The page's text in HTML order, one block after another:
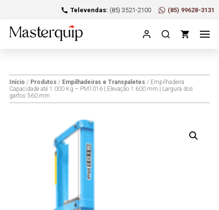
Televendas: (85) 3521-2100 (85) 99628-3131
Início / Produtos / Empilhadeiras e Transpaletes / Empilhadeira
Capacidade até 1.000 Kg – PM1016 | Elevação 1.600 mm | Largura dos
garfos 560 mm